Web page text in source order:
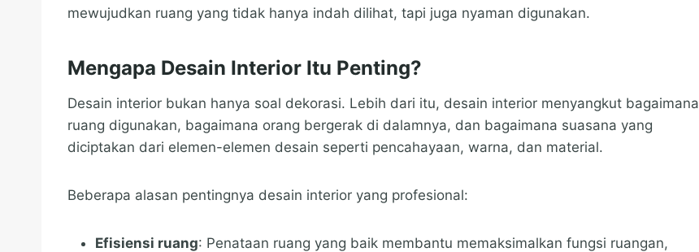
mewujudkan ruang yang tidak hanya indah dilihat, tapi juga nyaman digunakan.
Mengapa Desain Interior Itu Penting?
Desain interior bukan hanya soal dekorasi. Lebih dari itu, desain interior menyangkut bagaimana
ruang digunakan, bagaimana orang bergerak di dalamnya, dan bagaimana suasana yang
diciptakan dari elemen-elemen desain seperti pencahayaan, warna, dan material.
Beberapa alasan pentingnya desain interior yang profesional:
Efisiensi ruang: Penataan ruang yang baik membantu memaksimalkan fungsi ruangan,